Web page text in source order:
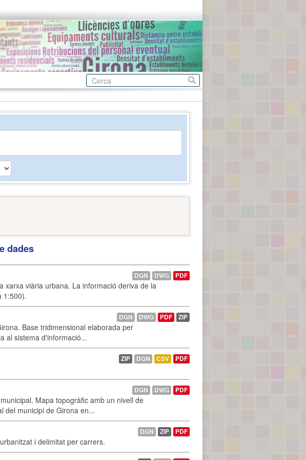
dades
xarxa viària urbana. La informació deriva de la
1:500).
DGN DWG PDF
Base tridimensional elaborada per
al sistema d'informació...
DGN DWG PDF ZIP
ZIP DGN CSV PDF
Mapa topogràfic amb un nivell de
del municipi de Girona en...
DGN DWG PDF
i delimitat per carrers.
DGN ZIP PDF